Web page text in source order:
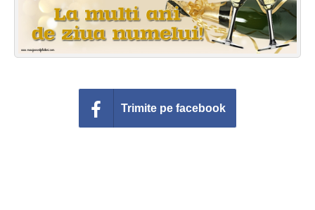
Felicitari muzicale personalizate
Felicitari animate
Conecteaza-te
Trimite pe facebook